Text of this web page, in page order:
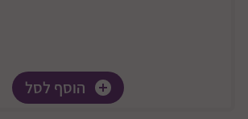
הוסף לסל